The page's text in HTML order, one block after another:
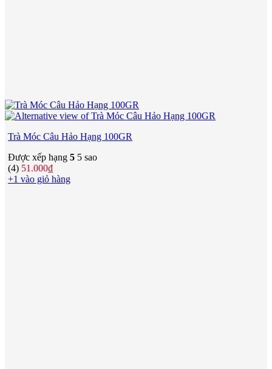
Trà Móc Câu Hảo Hạng 100GR
Được xếp hạng 5 5 sao
(4) 51.000₫
+1 vào giỏ hàng